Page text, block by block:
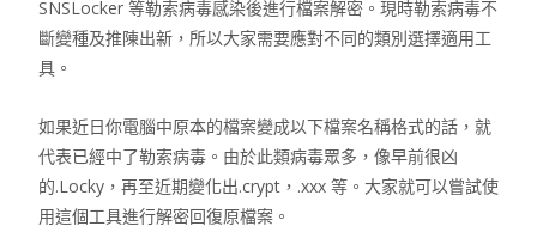
SNSLocker 等勒索病毒感染後進行檔案解密。現時勒索病毒不
斷變種及推陳出新，所以大家需要應對不同的類別選擇適用工
具。
如果近日你電腦中原本的檔案變成以下檔案名稱格式的話，就
代表已經中了勒索病毒。由於此類病毒眾多，像早前很凶
的.Locky，再至近期變化出.crypt，.xxx 等。大家就可以嘗試使
用這個工具進行解密回復原檔案。